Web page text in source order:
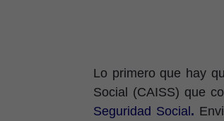
Lo primero que hay
Social (CAISS) que
Seguridad Social .